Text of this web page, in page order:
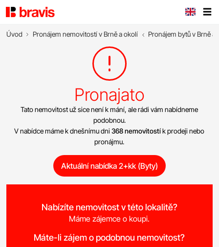
Úvod Pronájem nemovitostí v Brně a okolí Pronájem bytů v Brně a
Pronajato
Tato nemovitost už sice není k mání, ale rádi vám nabídneme
podobnou.
V nabídce máme k dnešnímu dni368 nemovitostík prodeji nebo
pronájmu.
Aktuální nabídka 2+kk (Byty)
Nabízíte nemovitost v této lokalitě?
Máme zájemce o koupi.
Máte-li zájem o podobnou nemovitost?